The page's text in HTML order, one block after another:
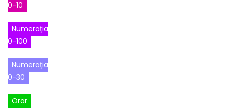
0-10
Numeraţia
0-100
Numeraţia
0-30
Orar